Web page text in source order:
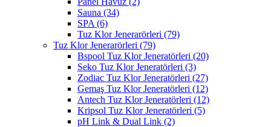
Sauna (34)
SPA (6)
Tuz Klor Jenerarörleri (79)
Tuz Klor Jenerarörleri (79)
Bspool Tuz Klor Jeneratörleri (20)
Seko Tuz Klor Jeneratörleri (3)
Zodiac Tuz Klor Jeneratörleri (27)
Gemaş Tuz Klor Jeneratörleri (12)
Antech Tuz Klor Jeneratörleri (12)
Kripsol Tuz Klor Jeneratörleri (5)
pH Link & Dual Link (2)